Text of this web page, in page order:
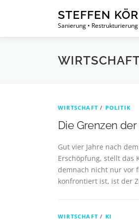
STEFFEN
Sanierung •
WIRTSCHAFT / POLITIK
Die Grenzen
Gut vier Jahre nach
Erschöpfung, stellt das
demnach nicht nur vor
konfrontiert ist, ist der
WIRTSCHAFT / KI